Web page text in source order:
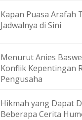
Kapan Puasa Arafah
Jadwalnya di Sini
Menurut Anies
Konflik Kepentingan
Pengusaha
Hikmah yang Dapat
Beberapa Cerita